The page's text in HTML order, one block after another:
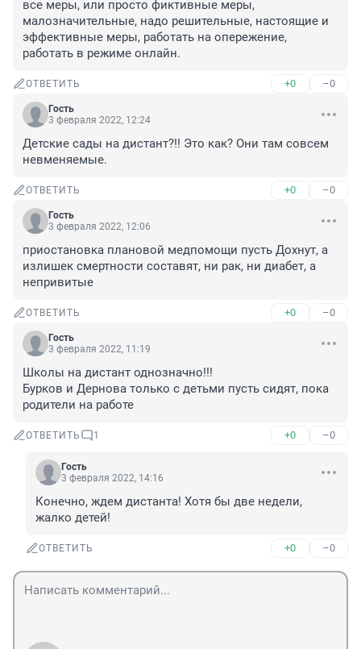
все меры, или просто фиктивные меры,
малозначительные, надо решительные, настоящие и
эффективные меры, работать на опережение,
работать в режиме онлайн.
ОТВЕТИТЬ +0 –0
Гость
3 февраля 2022, 12:24
Детские сады на дистант?!! Это как? Они там совсем
невменяемые.
ОТВЕТИТЬ +0 –0
Гость
3 февраля 2022, 12:06
приостановка плановой медпомощи пусть Дохнут, а
излишек смертности составят, ни рак, ни диабет, а
непривитые
ОТВЕТИТЬ +0 –0
Гость
3 февраля 2022, 11:19
Школы на дистант однозначно!!!
Бурков и Дернова только с детьми пусть сидят, пока
родители на работе
ОТВЕТИТЬ 1 +0 –0
Гость
3 февраля 2022, 14:16
Конечно, ждем дистанта! Хотя бы две недели,
жалко детей!
ОТВЕТИТЬ +0 –0